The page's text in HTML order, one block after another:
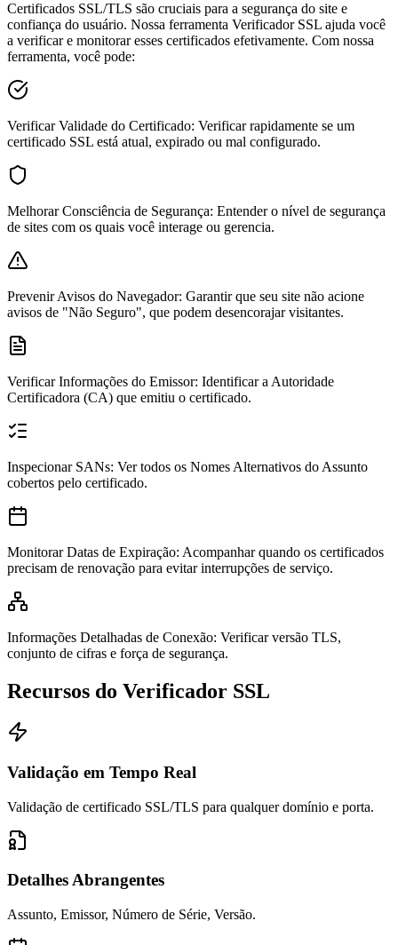
Certificados SSL/TLS são cruciais para a segurança do site e
confiança do usuário. Nossa ferramenta Verificador SSL ajuda você
a verificar e monitorar esses certificados efetivamente. Com nossa
ferramenta, você pode:
Verificar Validade do Certificado: Verificar rapidamente se um
certificado SSL está atual, expirado ou mal configurado.
Melhorar Consciência de Segurança: Entender o nível de segurança
de sites com os quais você interage ou gerencia.
Prevenir Avisos do Navegador: Garantir que seu site não acione
avisos de "Não Seguro", que podem desencorajar visitantes.
Verificar Informações do Emissor: Identificar a Autoridade
Certificadora (CA) que emitiu o certificado.
Inspecionar SANs: Ver todos os Nomes Alternativos do Assunto
cobertos pelo certificado.
Monitorar Datas de Expiração: Acompanhar quando os certificados
precisam de renovação para evitar interrupções de serviço.
Informações Detalhadas de Conexão: Verificar versão TLS,
conjunto de cifras e força de segurança.
Recursos do Verificador SSL
Validação em Tempo Real
Validação de certificado SSL/TLS para qualquer domínio e porta.
Detalhes Abrangentes
Assunto, Emissor, Número de Série, Versão.